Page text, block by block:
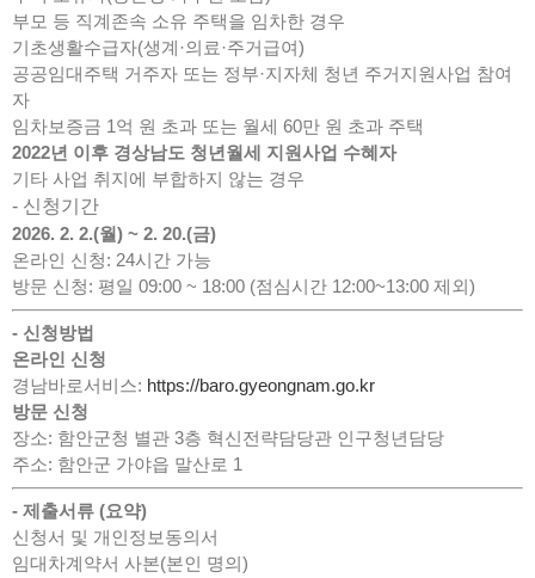
부모 등 직계존속 소유 주택을 임차한 경우
기초생활수급자(생계·의료·주거급여)
공공임대주택 거주자 또는 정부·지자체 청년 주거지원사업 참여
자
임차보증금 1억 원 초과 또는 월세 60만 원 초과 주택
2022년 이후 경상남도 청년월세 지원사업 수혜자
기타 사업 취지에 부합하지 않는 경우
- 신청기간
2026. 2. 2.(월) ~ 2. 20.(금)
온라인 신청: 24시간 가능
방문 신청: 평일 09:00 ~ 18:00 (점심시간 12:00~13:00 제외)
- 신청방법
온라인 신청
경남바로서비스: https://baro.gyeongnam.go.kr
방문 신청
장소: 함안군청 별관 3층 혁신전략담당관 인구청년담당
주소: 함안군 가야읍 말산로 1
- 제출서류 (요약)
신청서 및 개인정보동의서
임대차계약서 사본(본인 명의)